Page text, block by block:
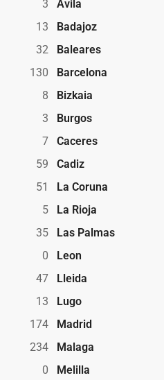
3
Avila
13
Badajoz
32
Baleares
130
Barcelona
8
Bizkaia
3
Burgos
7
Caceres
59
Cadiz
51
La Coruna
5
La Rioja
35
Las Palmas
0
Leon
47
Lleida
13
Lugo
174
Madrid
234
Malaga
0
Melilla